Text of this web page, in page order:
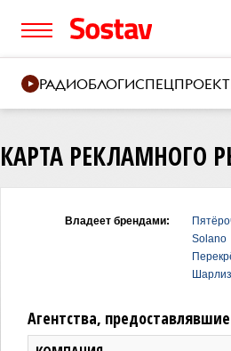
РАДИОБЛОГИ
КАРТА РЕКЛАМНОГО
Владеет брендами:
Solano
Шарлиз
Агентства, предоставлявшие